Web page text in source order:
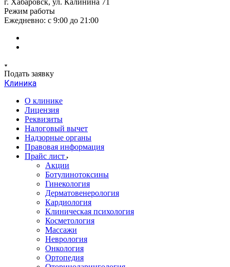
г. Хабаровск, ул. Калинина 71
Режим работы
Ежедневно: с 9:00 до 21:00
Подать заявку
Клиника
О клинике
Лицензия
Реквизиты
Налоговый вычет
Надзорные органы
Правовая информация
Прайс лист
Акции
Ботулинотоксины
Гинекология
Дерматовенерология
Кардиология
Клиническая психология
Косметология
Массажи
Неврология
Онкология
Ортопедия